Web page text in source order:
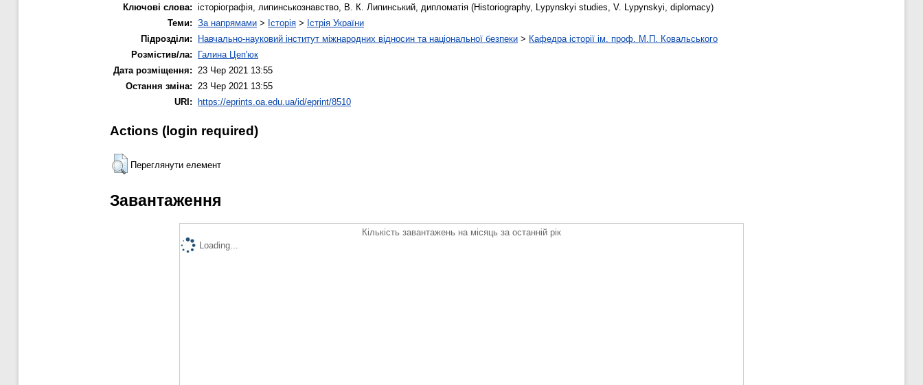
Ключові слова: історіографія, липинськознавство, В. К. Липинський, дипломатія (Historiography, Lypynskyi studies, V. Lypynskyi, diplomacy)
Теми: За напрямами > Історія > Істрія України
Підрозділи:
Навчально-науковий інститут міжнародних відносин та національної безпеки > Кафедра історії ім. проф. М.П. Ковальського
Розмістив/ла:
Галина Цеп'юк
Дата розміщення:
23 Чер 2021 13:55
Остання зміна:
23 Чер 2021 13:55
URI: https://eprints.oa.edu.ua/id/eprint/8510
Actions (login required)
Переглянути елемент
Завантаження
Кількість завантажень на місяць за останній рік
Loading...